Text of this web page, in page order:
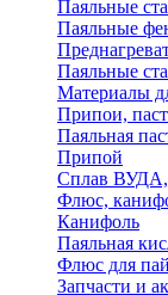
Паяльные
Паяльные
Паяльные
Материалы
Припои,
Паяльная
Припой
Сплав
Флюс,
Канифоль
Паяльная
Флюс для
Запчасти и